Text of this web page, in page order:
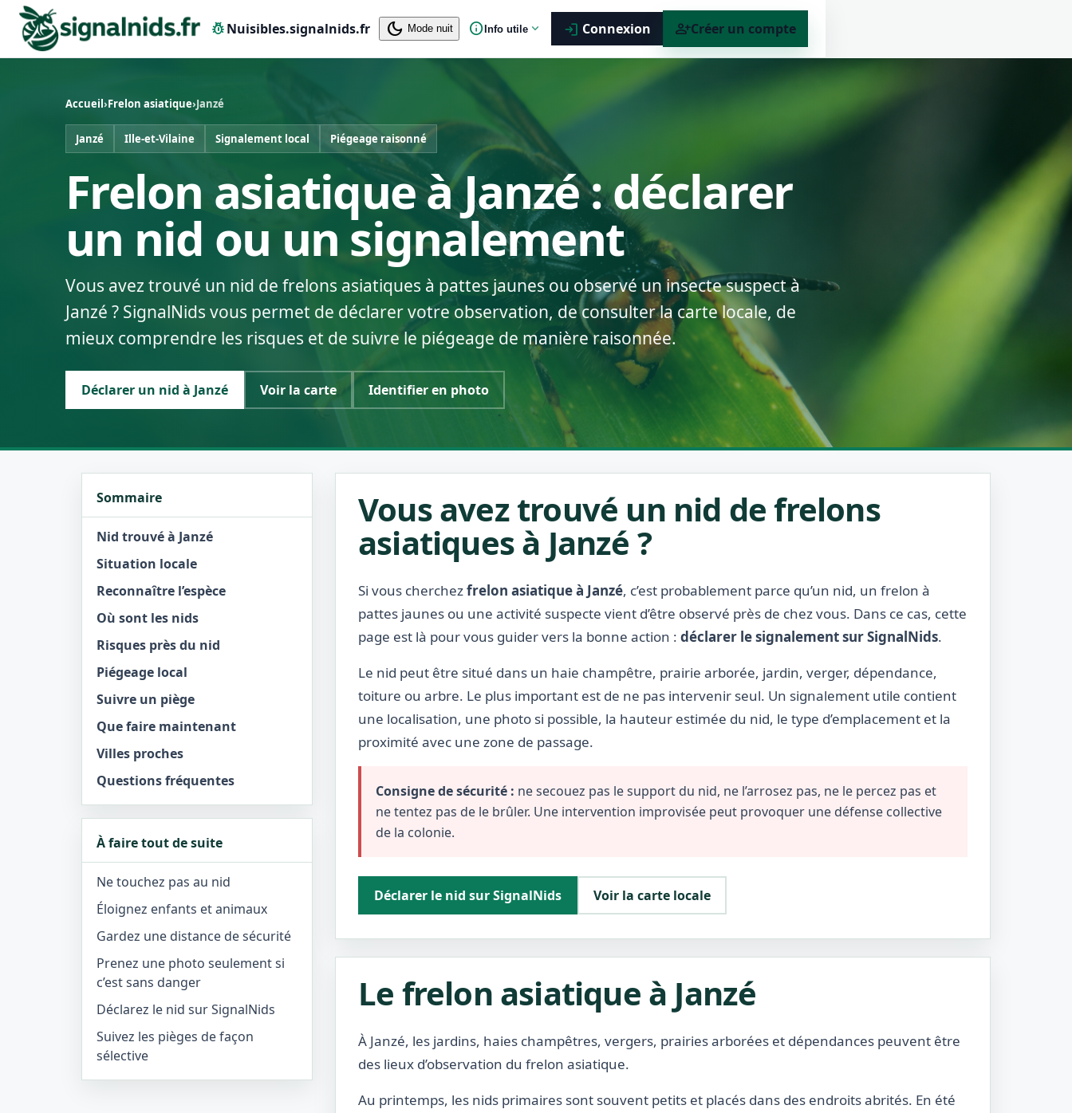
pest_controlNuisibles.signalnids.fr dark_mode Mode nuit infoInfo utile expand_more login Connexion person_addCréer un compte
Accueil›Frelon asiatique›Janzé
Janzé Ille-et-Vilaine Signalement local Piégeage raisonné
Frelon asiatique à Janzé : déclarer
un nid ou un signalement
Vous avez trouvé un nid de frelons asiatiques à pattes jaunes ou observé un insecte suspect à
Janzé ? SignalNids vous permet de déclarer votre observation, de consulter la carte locale, de
mieux comprendre les risques et de suivre le piégeage de manière raisonnée.
Déclarer un nid à Janzé Voir la carte Identifier en photo
Sommaire
Nid trouvé à Janzé
Situation locale
Reconnaître l’espèce
Où sont les nids
Risques près du nid
Piégeage local
Suivre un piège
Que faire maintenant
Villes proches
Questions fréquentes
À faire tout de suite
Ne touchez pas au nid
Éloignez enfants et animaux
Gardez une distance de sécurité
Prenez une photo seulement si
c’est sans danger
Déclarez le nid sur SignalNids
Suivez les pièges de façon
sélective
Vous avez trouvé un nid de frelons
asiatiques à Janzé ?
Si vous cherchezfrelon asiatique à Janzé, c’est probablement parce qu’un nid, un frelon à
pattes jaunes ou une activité suspecte vient d’être observé près de chez vous. Dans ce cas, cette
page est là pour vous guider vers la bonne action : déclarer le signalement sur SignalNids.
Le nid peut être situé dans un haie champêtre, prairie arborée, jardin, verger, dépendance,
toiture ou arbre. Le plus important est de ne pas intervenir seul. Un signalement utile contient
une localisation, une photo si possible, la hauteur estimée du nid, le type d’emplacement et la
proximité avec une zone de passage.
Consigne de sécurité : ne secouez pas le support du nid, ne l’arrosez pas, ne le percez pas et
ne tentez pas de le brûler. Une intervention improvisée peut provoquer une défense collective
de la colonie.
Déclarer le nid sur SignalNids Voir la carte locale
Le frelon asiatique à Janzé
À Janzé, les jardins, haies champêtres, vergers, prairies arborées et dépendances peuvent être
des lieux d’observation du frelon asiatique.
Au printemps, les nids primaires sont souvent petits et placés dans des endroits abrités. En été